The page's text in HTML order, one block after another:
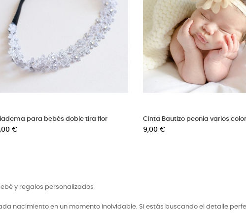
bebé Bautizo flores blancas Cinta flores y zapatos a juego
12,50 €
y regalos personalizados
nacimiento en un momento inolvidable. Si estás buscando el detalle